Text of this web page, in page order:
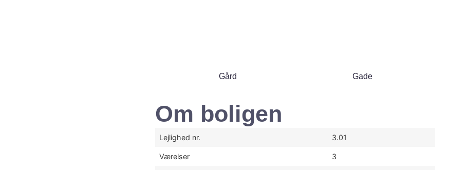
Gård Gade
Om boligen
Lejlighed nr. 3.01
Værelser 3